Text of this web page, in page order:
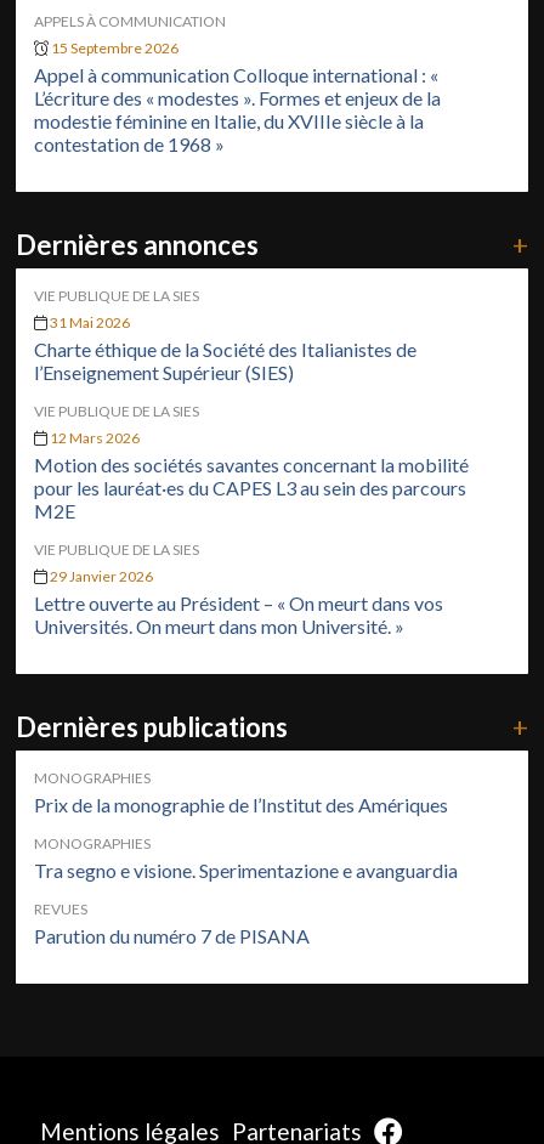
APPELS À COMMUNICATION
15 Septembre 2026
Appel à communication Colloque international : «
L’écriture des « modestes ». Formes et enjeux de la
modestie féminine en Italie, du XVIIIe siècle à la
contestation de 1968 »
Dernières annonces +
VIE PUBLIQUE DE LA SIES
31 Mai 2026
Charte éthique de la Société des Italianistes de
l’Enseignement Supérieur (SIES)
VIE PUBLIQUE DE LA SIES
12 Mars 2026
Motion des sociétés savantes concernant la mobilité
pour les lauréat·es du CAPES L3 au sein des parcours
M2E
VIE PUBLIQUE DE LA SIES
29 Janvier 2026
Lettre ouverte au Président – « On meurt dans vos
Universités. On meurt dans mon Université. »
Dernières publications +
MONOGRAPHIES
Prix de la monographie de l’Institut des Amériques
MONOGRAPHIES
Tra segno e visione. Sperimentazione e avanguardia
REVUES
Parution du numéro 7 de PISANA
Mentions légales Partenariats